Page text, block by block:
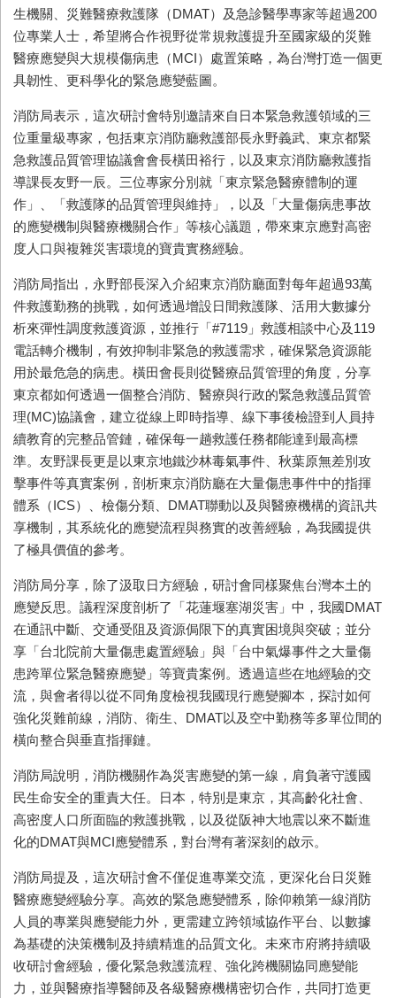
生機關、災難醫療救護隊（DMAT）及急診醫學專家等超過200
位專業人士，希望將合作視野從常規救護提升至國家級的災難
醫療應變與大規模傷病患（MCI）處置策略，為台灣打造一個更
具韌性、更科學化的緊急應變藍圖。
消防局表示，這次研討會特別邀請來自日本緊急救護領域的三
位重量級專家，包括東京消防廳救護部長永野義武、東京都緊
急救護品質管理協議會會長橫田裕行，以及東京消防廳救護指
導課長友野一辰。三位專家分別就「東京緊急醫療體制的運
作」、「救護隊的品質管理與維持」，以及「大量傷病患事故
的應變機制與醫療機關合作」等核心議題，帶來東京應對高密
度人口與複雜災害環境的寶貴實務經驗。
消防局指出，永野部長深入介紹東京消防廳面對每年超過93萬
件救護勤務的挑戰，如何透過增設日間救護隊、活用大數據分
析來彈性調度救護資源，並推行「#7119」救護相談中心及119
電話轉介機制，有效抑制非緊急的救護需求，確保緊急資源能
用於最危急的病患。橫田會長則從醫療品質管理的角度，分享
東京都如何透過一個整合消防、醫療與行政的緊急救護品質管
理(MC)協議會，建立從線上即時指導、線下事後檢證到人員持
續教育的完整品管鏈，確保每一趟救護任務都能達到最高標
準。友野課長更是以東京地鐵沙林毒氣事件、秋葉原無差別攻
擊事件等真實案例，剖析東京消防廳在大量傷患事件中的指揮
體系（ICS）、檢傷分類、DMAT聯動以及與醫療機構的資訊共
享機制，其系統化的應變流程與務實的改善經驗，為我國提供
了極具價值的參考。
消防局分享，除了汲取日方經驗，研討會同樣聚焦台灣本土的
應變反思。議程深度剖析了「花蓮堰塞湖災害」中，我國DMAT
在通訊中斷、交通受阻及資源侷限下的真實困境與突破；並分
享「台北院前大量傷患處置經驗」與「台中氣爆事件之大量傷
患跨單位緊急醫療應變」等寶貴案例。透過這些在地經驗的交
流，與會者得以從不同角度檢視我國現行應變腳本，探討如何
強化災難前線，消防、衛生、DMAT以及空中勤務等多單位間的
橫向整合與垂直指揮鏈。
消防局說明，消防機關作為災害應變的第一線，肩負著守護國
民生命安全的重責大任。日本，特別是東京，其高齡化社會、
高密度人口所面臨的救護挑戰，以及從阪神大地震以來不斷進
化的DMAT與MCI應變體系，對台灣有著深刻的啟示。
消防局提及，這次研討會不僅促進專業交流，更深化台日災難
醫療應變經驗分享。高效的緊急應變體系，除仰賴第一線消防
人員的專業與應變能力外，更需建立跨領域協作平台、以數據
為基礎的決策機制及持續精進的品質文化。未來市府將持續吸
收研討會經驗，優化緊急救護流程、強化跨機關協同應變能
力，並與醫療指導醫師及各級醫療機構密切合作，共同打造更